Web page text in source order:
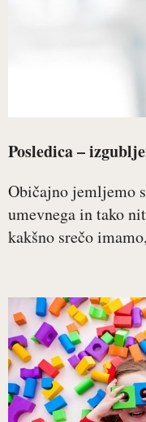
Posledica –
Običajno jemljemo
umevnega in tako
kakšno srečo